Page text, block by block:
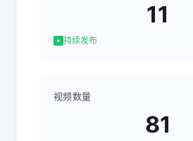
11
持续发布
视频数量
81